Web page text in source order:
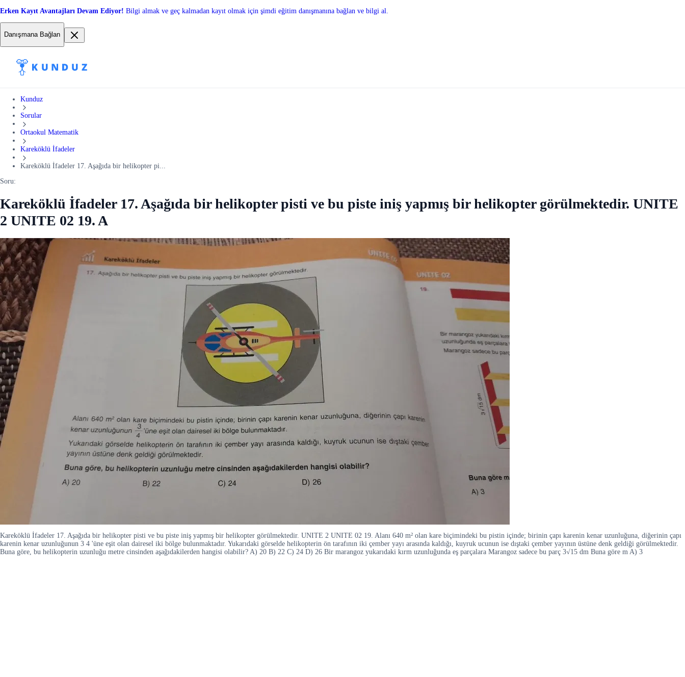
Erken Kayıt Avantajları Devam Ediyor! Bilgi almak ve geç kalmadan kayıt olmak için şimdi eğitim danışmanına bağlan ve bilgi al.
Danışmana Bağlan
Kunduz
Sorular
Ortaokul Matematik
Kareköklü İfadeler
Kareköklü İfadeler 17. Aşağıda bir helikopter pi...
Soru:
Kareköklü İfadeler 17. Aşağıda bir helikopter pisti ve bu piste iniş yapmış bir helikopter görülmektedir. UNITE
2 UNITE 02 19. A
Kareköklü İfadeler 17. Aşağıda bir helikopter pisti ve bu piste iniş yapmış bir helikopter görülmektedir. UNITE 2 UNITE 02 19. Alanı 640 m² olan kare biçimindeki bu pistin içinde; birinin çapı karenin kenar uzunluğuna, diğerinin çapı
karenin kenar uzunluğunun 3 4 'üne eşit olan dairesel iki bölge bulunmaktadır. Yukarıdaki görselde helikopterin ön tarafının iki çember yayı arasında kaldığı, kuyruk ucunun ise dıştaki çember yayının üstüne denk geldiği görülmektedir.
Buna göre, bu helikopterin uzunluğu metre cinsinden aşağıdakilerden hangisi olabilir? A) 20 B) 22 C) 24 D) 26 Bir marangoz yukarıdaki kırm uzunluğunda eş parçalara Marangoz sadece bu parç 3√15 dm Buna göre m A) 3